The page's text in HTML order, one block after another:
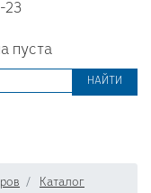
23
пуста
НАЙТИ
Каталог